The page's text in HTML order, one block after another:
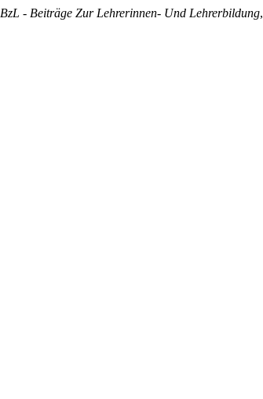
BzL - Beiträge Zur Lehrerinnen- Und Lehrerbildung,